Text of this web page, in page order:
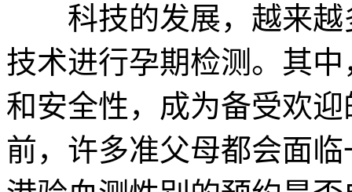
科技的发展，越来越
技术进行孕期检测。其
和安全性，成为备受欢
前，许多准父母都会面